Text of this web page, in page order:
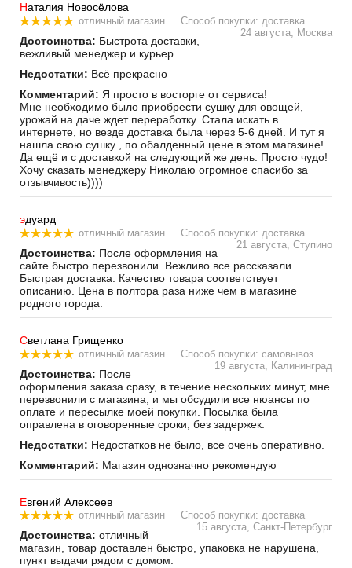
Наталия Новосёлова
отличный магазин
Способ покупки: доставка
24 августа, Москва
Достоинства: Быстрота доставки,
вежливый менеджер и курьер
Недостатки: Всё прекрасно
Комментарий: Я просто в восторге от сервиса!
Мне необходимо было приобрести сушку для овощей,
урожай на даче ждет переработку. Стала искать в
интернете, но везде доставка была через 5-6 дней. И тут я
нашла свою сушку , по обалденный цене в этом магазине!
Да ещё и с доставкой на следующий же день. Просто чудо!
Хочу сказать менеджеру Николаю огромное спасибо за
отзывчивость))))
эдуард
отличный магазин
Способ покупки: доставка
21 августа, Ступино
Достоинства: После оформления на
сайте быстро перезвонили. Вежливо все рассказали.
Быстрая доставка. Качество товара соответствует
описанию. Цена в полтора раза ниже чем в магазине
родного города.
Светлана Грищенко
отличный магазин
Способ покупки: самовывоз
19 августа, Калининград
Достоинства: После
оформления заказа сразу, в течение нескольких минут, мне
перезвонили с магазина, и мы обсудили все нюансы по
оплате и пересылке моей покупки. Посылка была
оправлена в оговоренные сроки, без задержек.
Недостатки: Недостатков не было, все очень оперативно.
Комментарий: Магазин однозначно рекомендую
Евгений Алексеев
отличный магазин
Способ покупки: доставка
15 августа, Санкт-Петербург
Достоинства: отличный
магазин, товар доставлен быстро, упаковка не нарушена,
пункт выдачи рядом с домом.